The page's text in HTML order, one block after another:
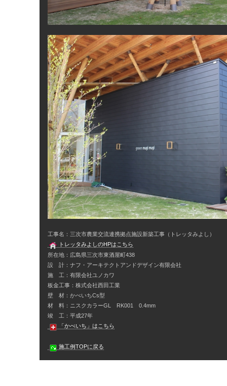
工事名：三次市農業交流連携拠点施設新築工事（トレッタみよし）
トレッタみよしのHPはこちら
所在地：広島県三次市東酒屋町438
設 計：ナフ・アーキテクトアンドデザイン有限会社
施 工：有限会社ユノカワ
板金工事：株式会社西田工業
壁 材：かべいちCs型
材 料：ニスクカラーGL RK001 0.4mm
竣 工：平成27年
「かべいち」はこちら
施工例TOPに戻る